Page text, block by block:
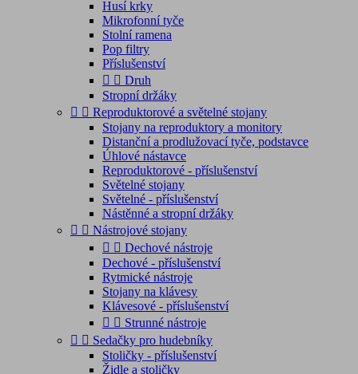
Husí krky
Mikrofonní tyče
Stolní ramena
Pop filtry
Příslušenství
  Druh
Stropní držáky
  Reproduktorové a světelné stojany
Stojany na reproduktory a monitory
Distanční a prodlužovací tyče, podstavce
Úhlové nástavce
Reproduktorové - příslušenství
Světelné stojany
Světelné - příslušenství
Nástěnné a stropní držáky
  Nástrojové stojany
  Dechové nástroje
Dechové - příslušenství
Rytmické nástroje
Stojany na klávesy
Klávesové - příslušenství
  Strunné nástroje
  Sedačky pro hudebníky
Stoličky - příslušenství
Židle a stoličky